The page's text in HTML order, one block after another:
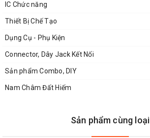
tối đa 10%)
Mức tiêu thụ hiện tại: Tối đa 35 mA
IC Chức năng
Thiết Bị Chế Tạo
Dụng Cụ - Phụ Kiện
Connector, Dây Jack Kết Nối
Sản phẩm Combo, DIY
Nam Châm Đất Hiếm
Sản phẩm cùng loại